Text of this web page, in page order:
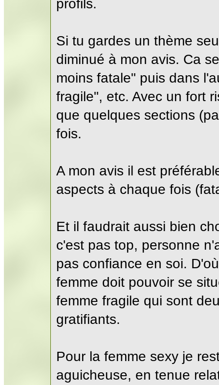
profils.
Si tu gardes un thème
diminué à mon avis. Ca
moins fatale" puis dans
fragile", etc. Avec un fort
que quelques sections
fois.
A mon avis il est
aspects à chaque fois
Et il faudrait aussi bien
c'est pas top, personne
pas confiance en soi.
femme doit pouvoir se
femme fragile qui sont
gratifiants.
Pour la femme sexy je
aguicheuse, en tenue